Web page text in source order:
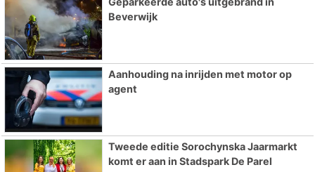
Beverwijk
Aanhouding na inrijden met motor op
agent
Tweede editie Sorochynska Jaarmarkt
komt er aan in Stadspark De Parel